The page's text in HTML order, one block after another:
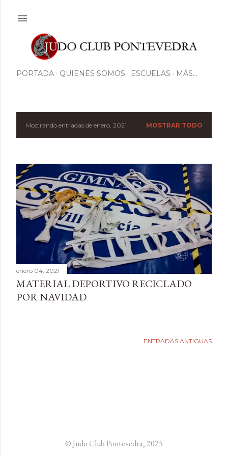
PORTADA QUIENES SOMOS ESCUELAS MÁS…
E
t
r
a
s
Mostrando entradas de enero, 2021 MOSTRAR TODO
enero 04, 2021
MATERIAL DEPORTIVO RECICLADO
POR NAVIDAD
ENTRADAS ANTIGUAS
© Judo Club Pontevedra, 2025